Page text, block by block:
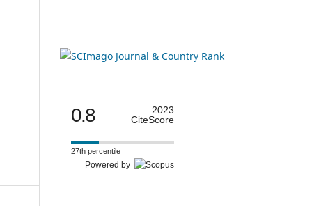
0.8
2023
CiteScore
27th percentile
Powered by